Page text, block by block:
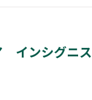
インシグニス